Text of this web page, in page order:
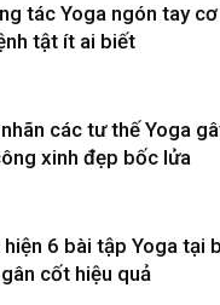
tác Yoga ngón tay
tật ít ai biết
các tư thế Yoga
xinh đẹp bốc lửa
hiện 6 bài tập Yoga tại
cốt hiệu quả